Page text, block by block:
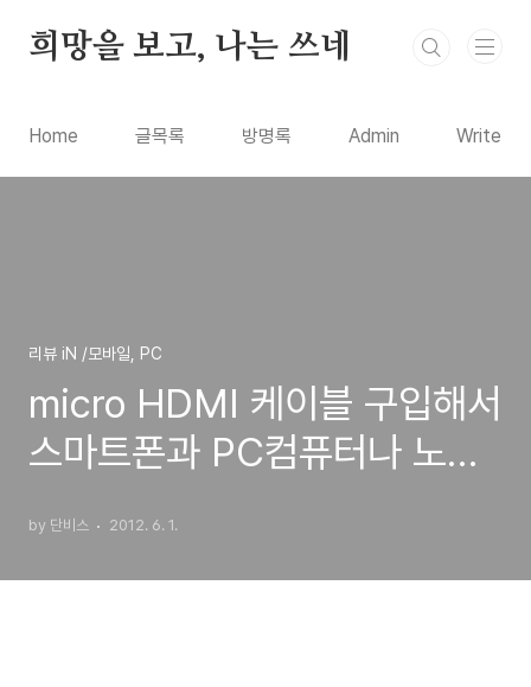
희망을 보고, 나는 쓰네
Home 글목록 방명록 Admin Write
리뷰 iN /모바일, PC
micro HDMI 케이블 구입해서
스마트폰과 PC컴퓨터나 노트
by 단비스 2012. 6. 1.